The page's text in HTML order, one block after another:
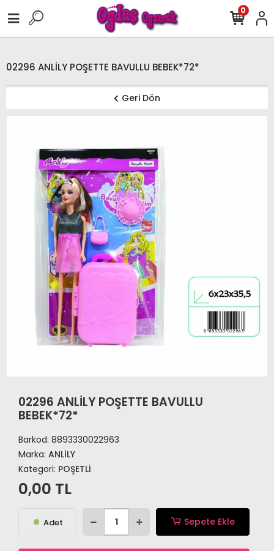
0
02296 ANLİLY POŞETTE BAVULLU BEBEK*72*
Geri Dön
02296 ANLİLY POŞETTE BAVULLU
BEBEK*72*
Barkod: 8893330022963
Marka: ANLİLY
Kategori: POŞETLİ
0,00 TL
Adet Sepete Ekle